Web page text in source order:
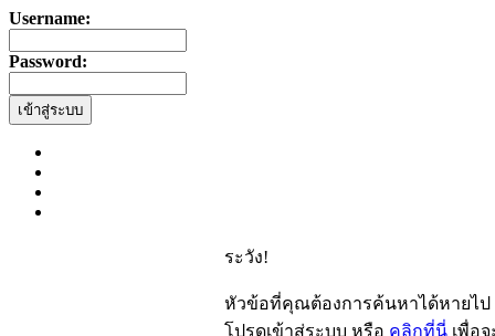
Username:
Password:
ระวัง!
หัวข้อที่คุณต้องการค้นหาได้หายไ
โปรดเข้าสู่ระบบ หรือ คลิกที่นี่ เพื่อ